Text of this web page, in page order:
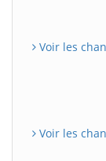
Voir les
Voir les